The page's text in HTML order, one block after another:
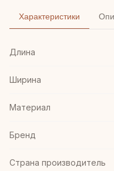
Характеристики
Длина
Ширина
Материал
Бренд
Страна производитель